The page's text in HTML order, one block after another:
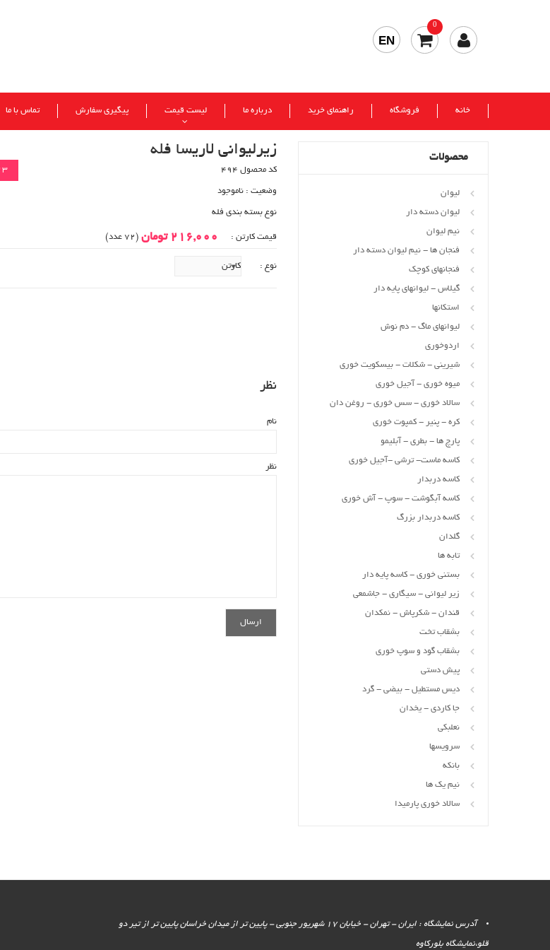
0
EN
خانه فروشگاه راهنمای خرید درباره ما لیست قیمت پیگیری سفارش تماس با ما
زیرلیوانی لاریسا فله
3 کد محصول 494
وضعیت : ناموجود
نوع بسته بندی فله
قیمت کارتن : 216,000 تومان (72 عدد)
نوع :
نظر
نام
نظر
محصولات
لیوان
لیوان دسته دار
نیم لیوان
فنجان ها - نیم لیوان دسته دار
فنجانهای کوچک
گیلاس - لیوانهای پایه دار
استکانها
لیوانهای ماگ - دم نوش
اردوخوری
شیرینی - شکلات - بیسکویت خوری
میوه خوری - آجیل خوری
سالاد خوری - سس خوری - روغن دان
کره - پنیر - کمپوت خوری
پارچ ها - بطری - آبلیمو
کاسه ماست- ترشی -آجیل خوری
کاسه دربدار
کاسه آبگوشت - سوپ - آش خوری
کاسه دربدار بزرگ
گلدان
تابه ها
بستنی خوری - کاسه پایه دار
زیر لیوانی - سیگاری - جاشمعی
قندان - شکرپاش - نمکدان
بشقاب تخت
بشقاب گود و سوپ خوری
پیش دستی
دیس مستطیل - بیضی - گرد
جا کاردی - یخدان
نعلبکی
سرویسها
بانکه
نیم یک ها
سالاد خوری پارمیدا
آدرس نمایشگاه : ایران - تهران - خیابان 17 شهریور جنوبی - پایین تر از میدان خراسان پایین تر از تیر دو
قلو،نمایشگاه بلورکاوه